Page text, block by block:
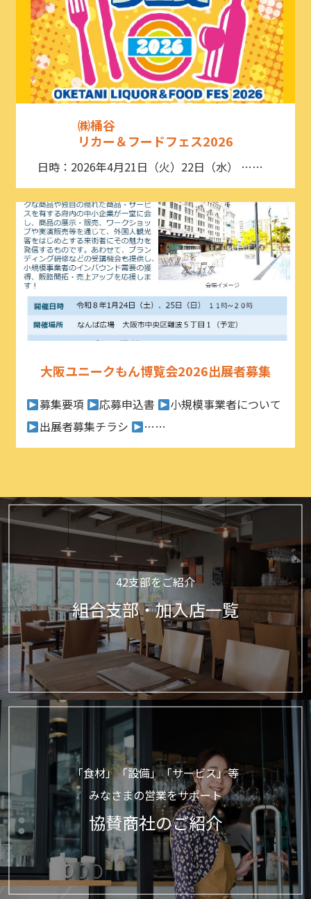
㈱桶谷
リカー＆フードフェス2026
日時：2026年4月21日（火）22日（水） ……
大阪ユニークもん博覧会2026出展者募集
募集要項 応募申込書
小規模事業者について
出展者募集チラシ
……
42支部をご紹介
組合支部・加入店一覧
「食材」「設備」「サービス」等
みなさまの営業をサポート
協賛商社のご紹介